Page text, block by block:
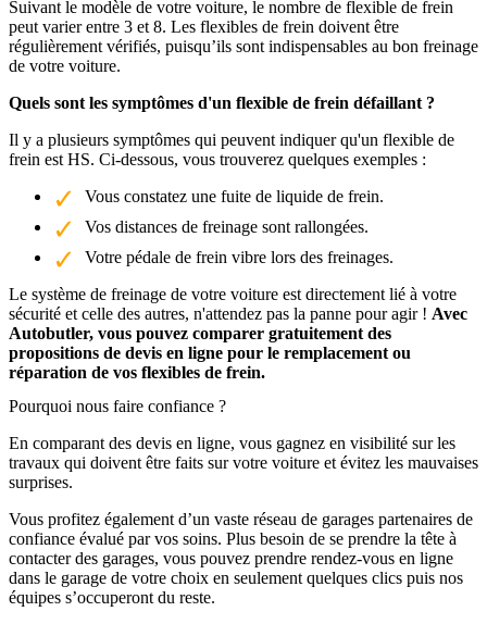
Suivant le modèle de votre voiture, le nombre de flexible de frein
peut varier entre 3 et 8. Les flexibles de frein doivent être
régulièrement vérifiés, puisqu’ils sont indispensables au bon freinage
de votre voiture.
Quels sont les symptômes d'un flexible de frein défaillant ?
Il y a plusieurs symptômes qui peuvent indiquer qu'un flexible de
frein est HS. Ci-dessous, vous trouverez quelques exemples :
Vous constatez une fuite de liquide de frein.
Vos distances de freinage sont rallongées.
Votre pédale de frein vibre lors des freinages.
Le système de freinage de votre voiture est directement lié à votre
sécurité et celle des autres, n'attendez pas la panne pour agir ! Avec
Autobutler, vous pouvez comparer gratuitement des
propositions de devis en ligne pour le remplacement ou
réparation de vos flexibles de frein.
Pourquoi nous faire confiance ?
En comparant des devis en ligne, vous gagnez en visibilité sur les
travaux qui doivent être faits sur votre voiture et évitez les mauvaises
surprises.
Vous profitez également d’un vaste réseau de garages partenaires de
confiance évalué par vos soins. Plus besoin de se prendre la tête à
contacter des garages, vous pouvez prendre rendez-vous en ligne
dans le garage de votre choix en seulement quelques clics puis nos
équipes s’occuperont du reste.